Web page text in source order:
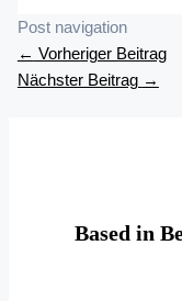
Post navigation
← Vorheriger Beitrag
Nächster Beitrag →
Based in